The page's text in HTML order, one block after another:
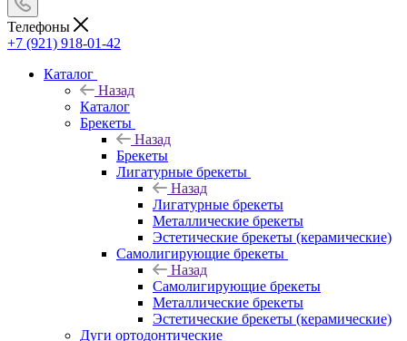
Телефоны
+7 (921) 918-01-42
Каталог
Назад
Каталог
Брекеты
Назад
Брекеты
Лигатурные брекеты
Назад
Лигатурные брекеты
Металлические брекеты
Эстетические брекеты (керамические)
Самолигирующие брекеты
Назад
Самолигирующие брекеты
Металлические брекеты
Эстетические брекеты (керамические)
Дуги ортодонтические